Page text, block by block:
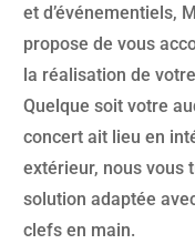
et d’événementiels,
propose de vous
la réalisation de
Quelque soit votre
concert ait lieu en
extérieur, nous vous
solution adaptée
clefs en main.